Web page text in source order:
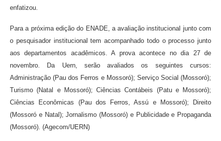
enfatizou.
Para a próxima edição do ENADE, a avaliação institucional junto com
o pesquisador institucional tem acompanhado todo o processo junto
aos departamentos acadêmicos. A prova acontece no dia 27 de
novembro. Da Uern, serão avaliados os seguintes cursos:
Administração (Pau dos Ferros e Mossoró); Serviço Social (Mossoró);
Turismo (Natal e Mossoró); Ciências Contábeis (Patu e Mossoró);
Ciências Econômicas (Pau dos Ferros, Assú e Mossoró); Direito
(Mossoró e Natal); Jornalismo (Mossoró) e Publicidade e Propaganda
(Mossoró). (Agecom/UERN)